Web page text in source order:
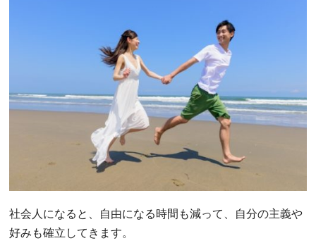
社会人になると、自由になる時間も減って、自分の主義や
好みも確立してきます。